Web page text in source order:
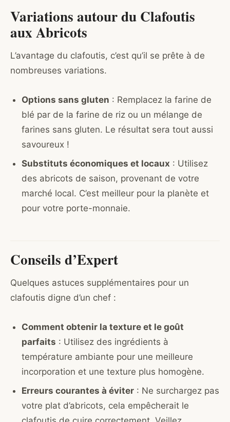
Variations autour du Clafoutis
aux Abricots
L’avantage du clafoutis, c’est qu’il se prête à de
nombreuses variations.
Options sans gluten : Remplacez la farine de
blé par de la farine de riz ou un mélange de
farines sans gluten. Le résultat sera tout aussi
savoureux !
Substituts économiques et locaux : Utilisez
des abricots de saison, provenant de votre
marché local. C’est meilleur pour la planète et
pour votre porte-monnaie.
Conseils d’Expert
Quelques astuces supplémentaires pour un
clafoutis digne d’un chef :
Comment obtenir la texture et le goût
parfaits : Utilisez des ingrédients à
température ambiante pour une meilleure
incorporation et une texture plus homogène.
Erreurs courantes à éviter : Ne surchargez pas
votre plat d’abricots, cela empêcherait le